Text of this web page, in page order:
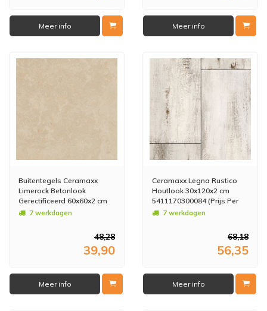
Meer info Meer info
Buitentegels Ceramaxx
Limerock Betonlook
Gerectificeerd 60x60x2 cm
Beige (Prijs Per M2)
7 werkdagen
48,28
39,90
Meer info
Ceramaxx Legna Rustico
Houtlook 30x120x2 cm
5411170300084 (Prijs Per
M2)7 werkdagen
68,18
56,35
Meer info